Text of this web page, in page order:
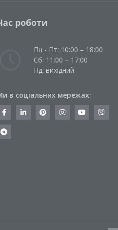
роботи
Пн - Пт: 10:00 – 18:00
Сб: 11:00 – 17:00
Нд: вихідний
в соціальних мережах: